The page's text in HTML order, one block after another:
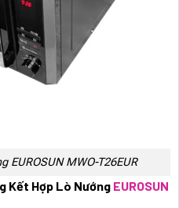
EUROSUN MWO-T26EUR
Kết Hợp Lò Nướng EUROSUN